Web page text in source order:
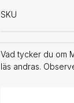
SKU
Vad tycker du om
läs andras.